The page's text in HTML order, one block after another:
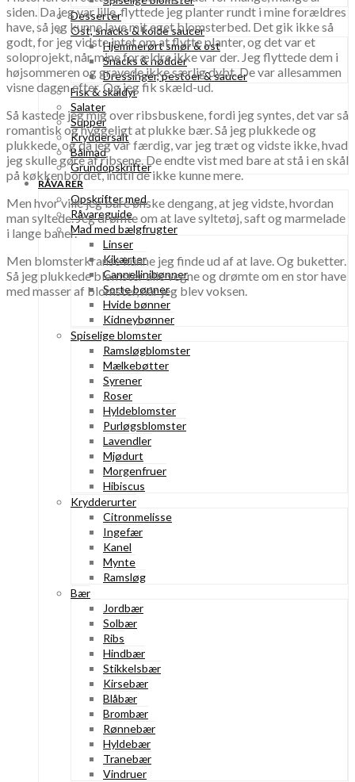
Desserter
Ost, snacks & kolde saucer
Hjemmerørt smør & ost
Snacks & nødder
Dressinger, pestoer & saucer
Fisk & skaldyr
Salater
Supper
Kryddersalt
Bålmad
Grundopskrifter
RÅVARER
Opskrifter med
Råvareguide
Mad med bælgfrugter
Linser
Kikærter
Cannellinibønner
Sorte bønner
Hvide bønner
Kidneybønner
Spiselige blomster
Ramsløgblomster
Mælkebøtter
Syrener
Roser
Hyldeblomster
Purløgsblomster
Lavendler
Mjødurt
Morgenfruer
Hibiscus
Krydderurter
Citronmelisse
Ingefær
Kanel
Mynte
Ramsløg
Bær
Jordbær
Solbær
Ribs
Hindbær
Stikkelsbær
Kirsebær
Blåbær
Brombær
Rønnebær
Hyldebær
Tranebær
Vindruer
siden. Da jeg var lille, flyttede jeg planter rundt i mine forældres
have, så jeg kunne lave mit eget blomsterbed. Det gik ikke så
godt, for jeg vidste intet om at flytte planter, og det var et
soloprojekt, når mine forældre ikke var der. Jeg flyttede dem i
højsommeren og gravede ikke særlig dybt. De var allesammen
visne dagen efter. Og jeg fik skæld-ud.
Så kastede jeg mig over ribsbuskene, fordi jeg syntes, det var så
romantisk og hyggeligt at plukke bær. Så jeg plukkede og
plukkede, og da jeg var færdig, var jeg træt og vidste ikke, hvad
jeg skulle gøre af ribsene. De endte vist med bare at stå i en skål
på køkkenbordet, indtil de ikke kunne mere.
Men hvor ville jeg bare ønske dengang, at jeg vidste, hvordan
man syltede. Jeg drømte om at lave syltetøj, saft og marmelade
i lange baner.
Men blomsterkranse kunne jeg finde ud af at lave. Og buketter.
Så jeg plukkede blomster alle vegne og drømte om en stor have
med masser af blomster, når jeg blev voksen.